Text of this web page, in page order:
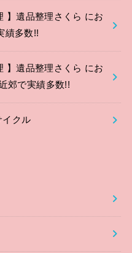
】遺品整理さくら にお
績多数!!
】遺品整理さくら にお
郊で実績多数!!
イクル